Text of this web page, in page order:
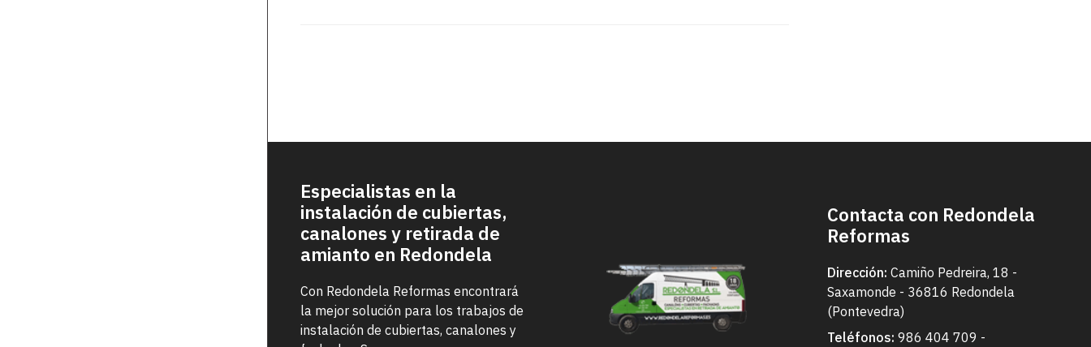
Especialistas en la
instalación de cubiertas,
canalones y retirada de
amianto en Redondela
Con Redondela Reformas encontrará
la mejor solución para los trabajos de
instalación de cubiertas, canalones y
Contacta con Redondela
Reformas
Dirección: Camiño Pedreira, 18 -
Saxamonde - 36816 Redondela
(Pontevedra)
Teléfonos: 986 404 709 -